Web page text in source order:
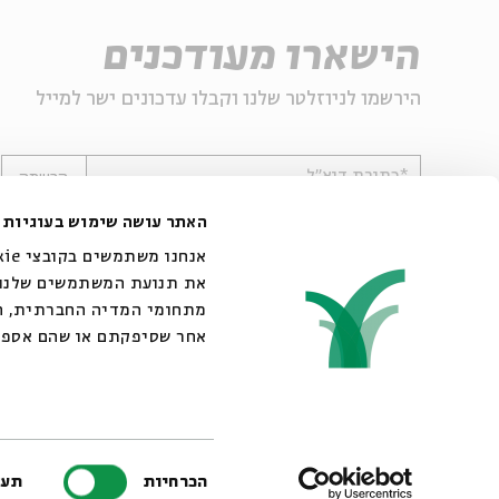
האתר עושה שימוש בעוגיות
את תנועת המשתמשים
מתחומי המדיה החברתית,
אחר שסיפקתם או שהם
הכרחיות
הישארו מעודכנים
הירשמו לניוזלטר שלנו וקבלו עדכונים ישר למייל
*כתובת דוא"ל הרשמה